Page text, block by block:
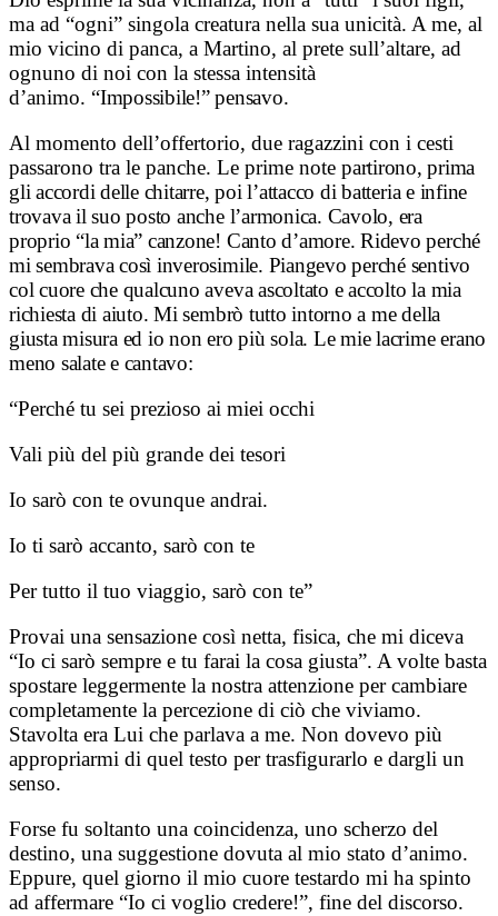
ma ad “ogni” singola creatura nella sua unicità. A me, al
mio vicino di panca, a Martino, al prete sull’altare, ad
ognuno di noi con la stessa intensità
d’animo. “Impossibile!” pensavo.
Al momento dell’offertorio, due ragazzini con i cesti
passarono tra le panche. Le prime note partirono, prima
gli accordi delle chitarre, poi l’attacco di batteria e infine
trovava il suo posto anche l’armonica. Cavolo, era
proprio “la mia” canzone! Canto d’amore. Ridevo perché
mi sembrava così inverosimile. Piangevo perché sentivo
col cuore che qualcuno aveva ascoltato e accolto la mia
richiesta di aiuto. Mi sembrò tutto intorno a me della
giusta misura ed io non ero più sola. Le mie lacrime erano
meno salate e cantavo:
“Perché tu sei prezioso ai miei occhi
Vali più del più grande dei tesori
Io sarò con te ovunque andrai.
Io ti sarò accanto, sarò con te
Per tutto il tuo viaggio, sarò con te”
Provai una sensazione così netta, fisica, che mi diceva
“Io ci sarò sempre e tu farai la cosa giusta”. A volte basta
spostare leggermente la nostra attenzione per cambiare
completamente la percezione di ciò che viviamo.
Stavolta era Lui che parlava a me. Non dovevo più
appropriarmi di quel testo per trasfigurarlo e dargli un
senso.
Forse fu soltanto una coincidenza, uno scherzo del
destino, una suggestione dovuta al mio stato d’animo.
Eppure, quel giorno il mio cuore testardo mi ha spinto
ad affermare “Io ci voglio credere!”, fine del discorso.